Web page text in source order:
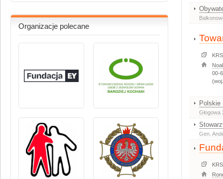
Organizacje polecane
00-
Polskie
Głogowa
Gen.